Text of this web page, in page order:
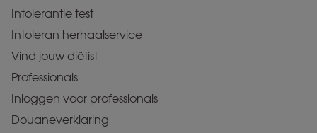
Intolerantie test
Intoleran herhaalservice
Vind jouw diëtist
Professionals
Inloggen voor professionals
Douaneverklaring